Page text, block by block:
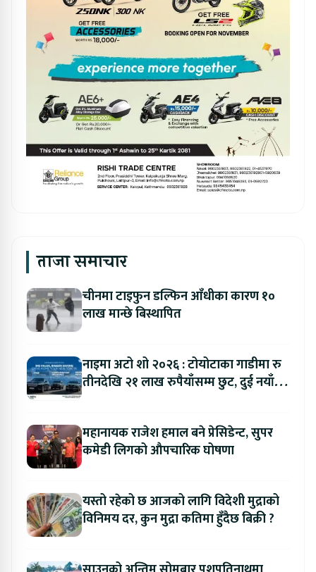
ताजा समाचार
चीनमा टाइफुन डल्फिन आँधीका कारण १०
लाख मान्छे बिस्थापित
नाइमा अटो शो २०२६ : टोयोटाका गाडीमा रु
तीनदेखि २१ लाख रुपैयाँसम्म छुट, दुई नयाँ
महानायक राजेश हमाल बने प्रेसिडेन्ट, सुपर
कमेडी लिगको औपचारिक घोषणा
यस्तो रहेको छ आजको लागि विदेशी मुद्राको
विनिमय दर, कुन मुद्रा कतिमा हुँदैछ बिक्री ?